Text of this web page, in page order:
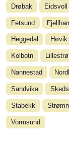
Drøbak Eidsvoll
Fetsund
Heggedal Høvik
Kolbotn
Nannestad
Sandvika
Stabekk
Vormsund